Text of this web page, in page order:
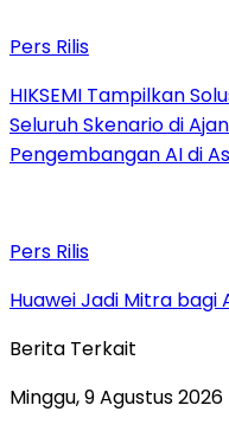
Pers Rilis
HIKSEMI Tampilkan
Seluruh Skenario di
Pengembangan AI di
Pers Rilis
Huawei Jadi Mitra bagi
Berita Terkait
Minggu, 9 Agustus 2026